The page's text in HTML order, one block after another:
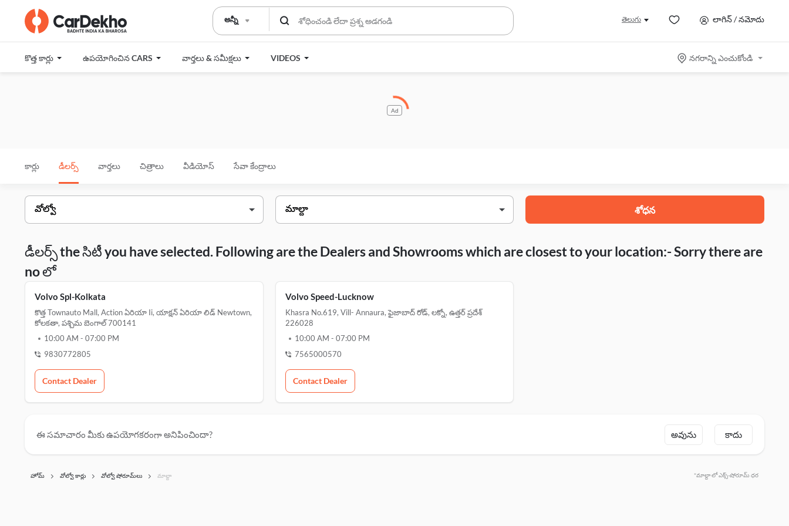
అన్నీ తెలుగు లాగిన్ / నమోదు
కొత్త కార్లు ఉపయోగించిన CARS వార్తలు & సమీక్షలు VIDEOS నగరాన్ని ఎంచుకోండి
Ad
కార్లు డీలర్స్ వార్తలు చిత్రాలు వీడియోస్ సేవా కేంద్రాలు
శోధన
డీలర్స్ the సిటీ you have selected. Following are the Dealers and Showrooms which are closest to your location:- Sorry there are
no లో
Volvo Spl-Kolkata
కొత్త Townauto Mall, Action ఏరియా Ii, యాక్షన్ ఏరియా లిడ్ Newtown,
కోలకతా, పశ్చిమ బెంగాల్ 700141
10:00 AM - 07:00 PM
9830772805
Contact Dealer
Volvo Speed-Lucknow
Khasra No.619, Vill- Annaura, ఫైజాబాద్ రోడ్, లక్నో, ఉత్తర్ ప్రదేశ్
226028
10:00 AM - 07:00 PM
7565000570
Contact Dealer
ఈ సమాచారం మీకు ఉపయోగకరంగా అనిపించిందా? అవును కాదు
హోమ్ వోల్వో కార్లు వోల్వో షోరూమ్‌లు మాల్దా *మాల్దా లో ఎక్స్-షోరూమ్ ధర